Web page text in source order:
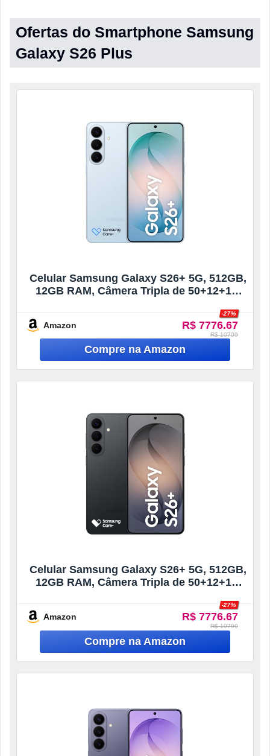
Ofertas do Smartphone Samsung
Galaxy S26 Plus
Celular Samsung Galaxy S26+ 5G, 512GB,
12GB RAM, Câmera Tripla de 50+12+10,
Amazon R$ 7776.67
-27%
R$ 10799
Celular Samsung Galaxy S26+ 5G, 512GB,
12GB RAM, Câmera Tripla de 50+12+10,
Amazon R$ 7776.67
-27%
R$ 10799